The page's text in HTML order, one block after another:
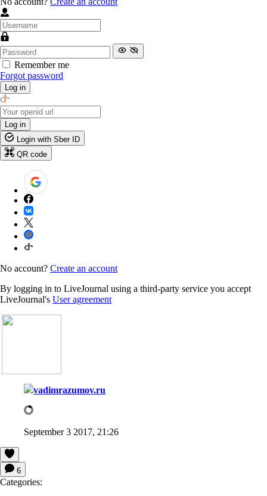
Remember me
Forgot password
Log in
Log in
Login with Sber ID
QR code
No account? Create an account
By logging in to LiveJournal using a third-party service you accept
LiveJournal's User agreement
vadimrazumov.ru
September 3 2017, 21:26
6
Categories: